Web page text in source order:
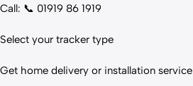
Call: 📞 01919 86 1919
Select your tracker type
Get home delivery or installation service